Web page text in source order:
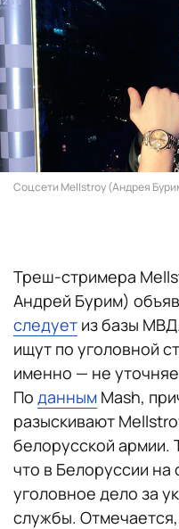
Соцсети Mellstroy (Андрея
Треш-стримера
Андрей Бурим)
следует из базы
ищут по уголовной
именно — не
По данным Mash,
разыскивают
белорусской армии.
что в Белоруссии на
уголовное дело за
службы.